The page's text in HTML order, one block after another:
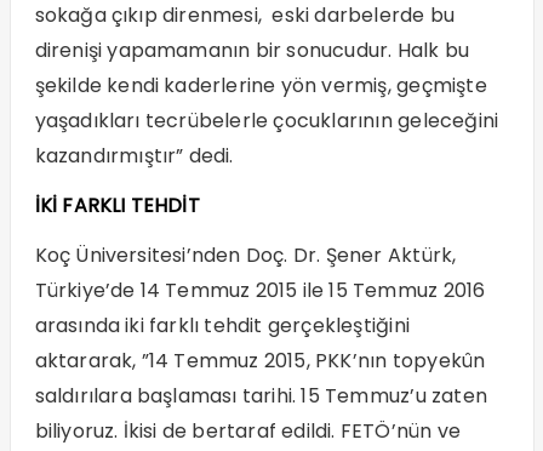
sokağa çıkıp direnmesi, eski darbelerde bu
direnişi yapamamanın bir sonucudur. Halk bu
şekilde kendi kaderlerine yön vermiş, geçmişte
yaşadıkları tecrübelerle çocuklarının geleceğini
kazandırmıştır” dedi.
İKİ FARKLI TEHDİT
Koç Üniversitesi’nden Doç. Dr. Şener Aktürk,
Türkiye’de 14 Temmuz 2015 ile 15 Temmuz 2016
arasında iki farklı tehdit gerçekleştiğini
aktararak, ”14 Temmuz 2015, PKK’nın topyekûn
saldırılara başlaması tarihi. 15 Temmuz’u zaten
biliyoruz. İkisi de bertaraf edildi. FETÖ’nün ve